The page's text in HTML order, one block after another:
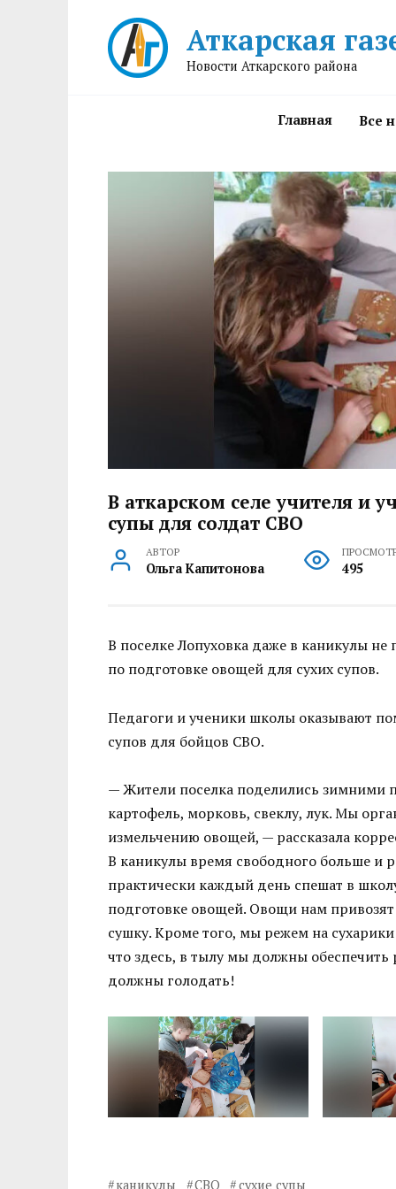
Аткарская
Новости Аткарского района
Главная Все
В аткарском селе учителя и
супы для солдат СВО
АВТОР
Ольга Капитонова 495
В поселке Лопуховка даже в каникулы не
по подготовке овощей для сухих супов.
Педагоги и ученики школы оказывают
супов для бойцов СВО.
— Жители поселка поделились зимними
картофель, морковь, свеклу, лук. Мы
измельчению овощей, — рассказала
В каникулы время свободного больше и
практически каждый день спешат в
подготовке овощей. Овощи нам
сушку. Кроме того, мы режем на
что здесь, в тылу мы должны
должны голодать!
каникулы СВО сухие супы